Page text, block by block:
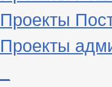
Проекты
Проекты